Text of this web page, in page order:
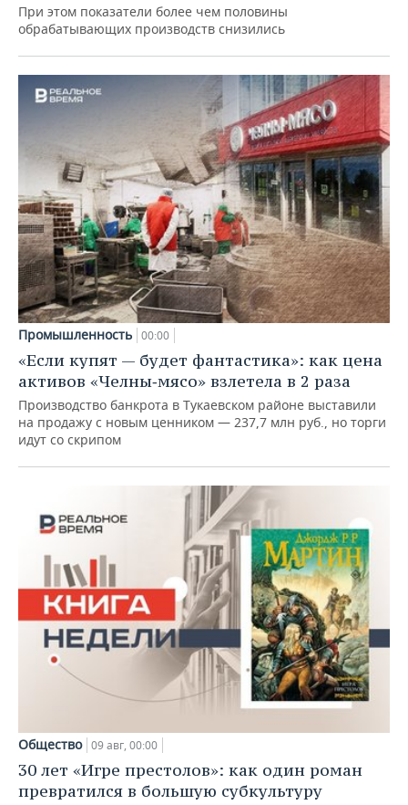
При этом показатели более чем половины
обрабатывающих производств снизились
Промышленность 00:00
«Если купят — будет фантастика»: как цена
активов «Челны‑мясо» взлетела в 2 раза
Производство банкрота в Тукаевском районе выставили
на продажу с новым ценником — 237,7 млн руб., но торги
идут со скрипом
Общество 09 авг, 00:00
30 лет «Игре престолов»: как один роман
превратился в большую субкультуру